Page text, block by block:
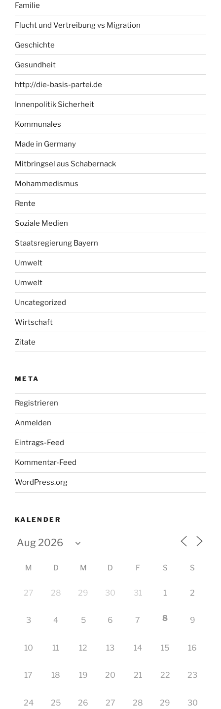
Familie
Flucht und Vertreibung vs Migration
Geschichte
Gesundheit
http://die-basis-partei.de
Innenpolitik Sicherheit
Kommunales
Made in Germany
Mitbringsel aus Schabernack
Mohammedismus
Rente
Soziale Medien
Staatsregierung Bayern
Umwelt
Umwelt
Uncategorized
Wirtschaft
Zitate
META
Registrieren
Anmelden
Eintrags-Feed
Kommentar-Feed
WordPress.org
KALENDER
M D M D F S S
27 28 29 30 31 1 2
3 4 5 6 7 8 9
10 11 12 13 14 15 16
17 18 19 20 21 22 23
24 25 26 27 28 29 30